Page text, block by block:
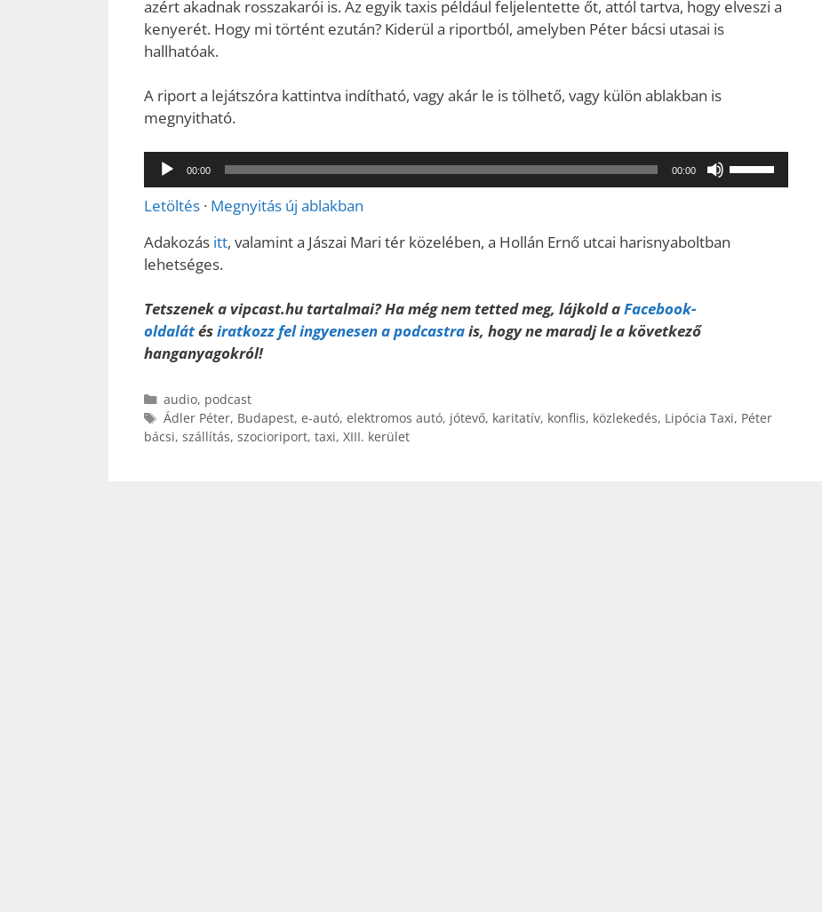
azért akadnak rosszakarói is. Az egyik taxis például feljelentette őt, attól tartva, hogy elveszi a
kenyerét. Hogy mi történt ezután? Kiderül a riportból, amelyben Péter bácsi utasai is
hallhatóak.
A riport a lejátszóra kattintva indítható, vagy akár le is tölhető, vagy külön ablakban is
megnyitható.
Audió
lejátszó
00:00 00:00
hangerő
Letöltés · Megnyitás új ablakban
Adakozás itt, valamint a Jászai Mari tér közelében, a Hollán Ernő utcai harisnyaboltban
lehetséges.
Tetszenek a vipcast.hu tartalmai? Ha még nem tetted meg, lájkold aFacebook-
oldalátésiratkozz fel ingyenesen a podcastrais, hogy ne maradj le a következő
hanganyagokról!
Kategória
audio, podcast
Címkék
Ádler Péter, Budapest, e-autó, elektromos autó, jótevő, karitatív, konflis, közlekedés, Lipócia Taxi, Péter
bácsi, szállítás, szocioriport, taxi, XIII. kerület